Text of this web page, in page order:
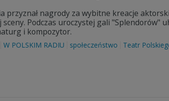
przyznał nagrody za wybitne kreacje
sceny. Podczas uroczystej gali "Splendorów"
i kompozytor.
W POLSKIM RADIU społeczeństwo Teatr